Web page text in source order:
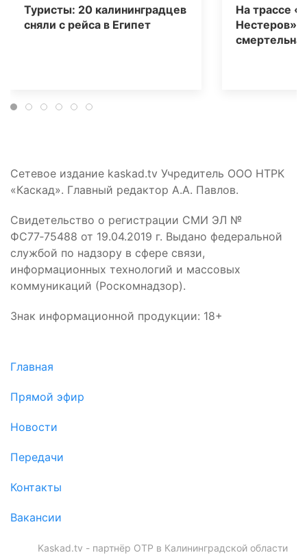
Туристы: 20 калининградцев
сняли с рейса в Египет
На трассе
Нестеров»
Сетевое издание kaskad.tv Учредитель ООО НТРК
«Каскад». Главный редактор А.А. Павлов.
Свидетельство о регистрации СМИ ЭЛ №
ФС77‑75488 от 19.04.2019 г. Выдано федеральной
службой по надзору в сфере связи,
информационных технологий и массовых
коммуникаций (Роскомнадзор).
Знак информационной продукции: 18+
Главная
Прямой эфир
Новости
Передачи
Контакты
Вакансии
Kaskad.tv - партнёр ОТР в Калининградской области